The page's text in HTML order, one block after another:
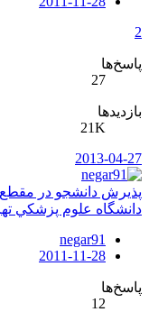
2
پاسخ‌ها
27
بازدیدها
21K
2013-04-27
پذيرش دانشجو در
دانشگاه علوم پزشكي
negar91
2011-11-28
پاسخ‌ها
12